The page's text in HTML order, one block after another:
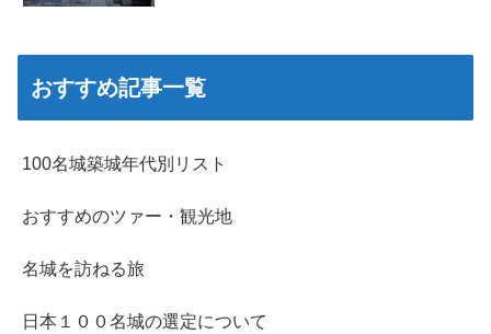
おすすめ記事一覧
100名城築城年代別リスト
おすすめのツァー・観光地
名城を訪ねる旅
日本１００名城の選定について